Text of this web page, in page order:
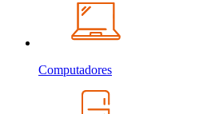
Computadores